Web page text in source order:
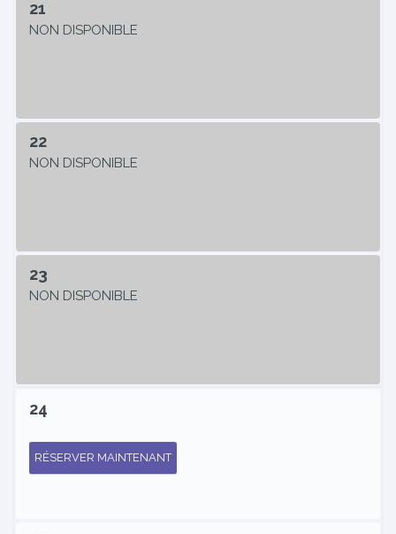
21
NON DISPONIBLE
22
NON DISPONIBLE
23
NON DISPONIBLE
24
RÉSERVER MAINTENANT